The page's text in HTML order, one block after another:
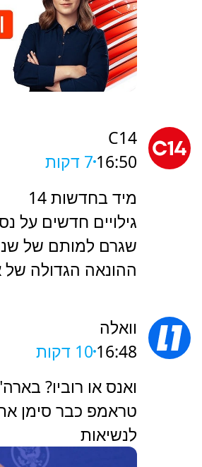
C14
16:50 7 דקות
מיד בחדשות 14
גילויים חדשים על
שגרם למותם של
ההונאה הגדולה
וואלה
16:48 10 דקות
ואנס או רוביו?
טראמפ כבר סימן
לנשיאות